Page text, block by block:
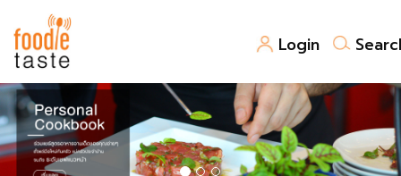
Login
สูตรอาหาร
สูตรอาหารล่าสุด
พาไปชิม